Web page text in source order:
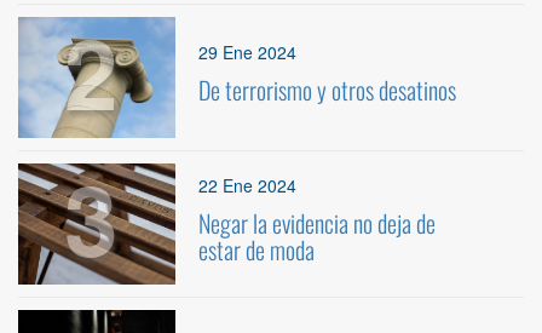
2 29 Ene 2024
De terrorismo y otros desatinos
3 22 Ene 2024
Negar la evidencia no deja de
estar de moda